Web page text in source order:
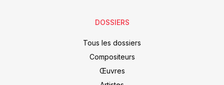
DOSSIERS
Tous les dossiers
Compositeurs
Œuvres